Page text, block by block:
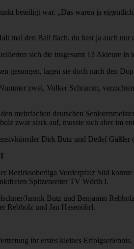
beteiligt war. „Das waren ja
mal den Ball flach, du hast ja auch nur
sich die insgesamt 13 Akteure
gesungen, lagen sie doch nach den
zwei, Volker Schramm,
mehrfachen deutschen
zwar stark auf, musste sich aber im
Dirk Butz und Detlef Gäßler
Bezirksoberliga Vorderpfalz Süd
Spitzenreiter TV Wörth I.
Jannik Butz und Benjamin
Rebholz und Jan Hasenöhrl.
ihr erstes kleines